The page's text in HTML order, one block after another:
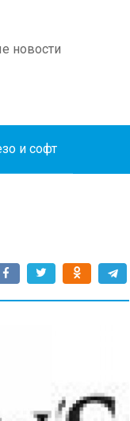
новости
и софт